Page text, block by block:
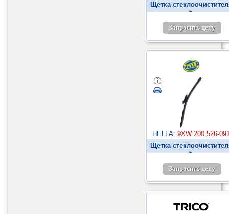
Щетка
►
Запросить цену
HELLA: 9XW 200 526-
Щетка
►
Запросить цену